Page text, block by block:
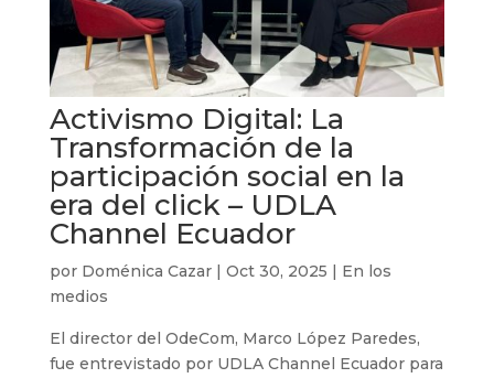
Activismo Digital: La
Transformación de la
participación social en la
era del click – UDLA
Channel Ecuador
por Doménica Cazar| Oct 30, 2025
En los
medios
El director del OdeCom, Marco López Paredes,
fue entrevistado por UDLA Channel Ecuador para